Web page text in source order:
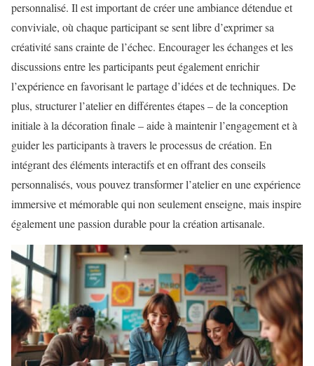
personnalisé. Il est important de créer une ambiance détendue et
conviviale, où chaque participant se sent libre d’exprimer sa
créativité sans crainte de l’échec. Encourager les échanges et les
discussions entre les participants peut également enrichir
l’expérience en favorisant le partage d’idées et de techniques. De
plus, structurer l’atelier en différentes étapes – de la conception
initiale à la décoration finale – aide à maintenir l’engagement et à
guider les participants à travers le processus de création. En
intégrant des éléments interactifs et en offrant des conseils
personnalisés, vous pouvez transformer l’atelier en une expérience
immersive et mémorable qui non seulement enseigne, mais inspire
également une passion durable pour la création artisanale.